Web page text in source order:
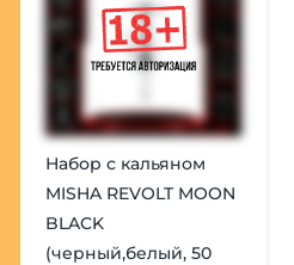
Набор с кальяном
MISHA REVOLT MOON
BLACK
(черный,белый, 50